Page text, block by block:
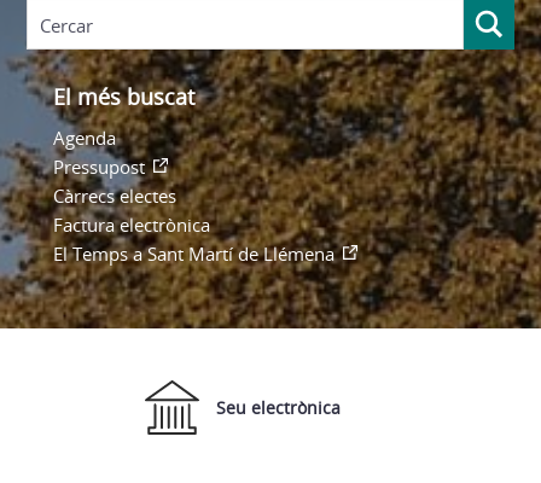
El més buscat
Agenda
Pressupost
Càrrecs electes
Factura electrònica
El Temps a Sant Martí de Llémena
Seu electrònica